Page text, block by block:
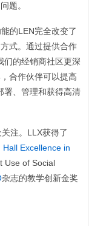
题。
的LEN完全改变了
式。通过提供合作
们的经销商社区更深
合作伙伴可以提高
署、管理和获得高清
注。LLX获得了
Excellence in
Use of Social
杂志的教学创新金奖